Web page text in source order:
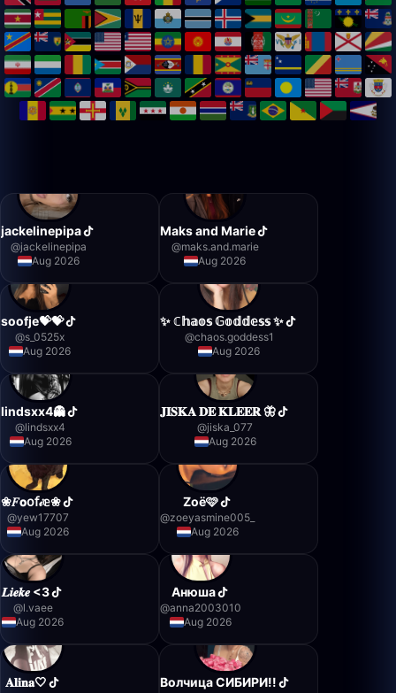
jackelinepipa
@jackelinepipa
Aug 2026
Maks and Marie
@maks.and.marie
Aug 2026
soofje💝💝
@s_0525x
Aug 2026
✨️ ℂ𝕙𝕒𝕠𝕤 𝔾𝕠𝕕𝕕𝕖𝕤𝕤 ✨️
@chaos.goddess1
Aug 2026
lindsxx4👻
@lindsxx4
Aug 2026
𝐉𝐈𝐒𝐊𝐀 𝐃𝐄 𝐊𝐋𝐄𝐄𝐑 🦋
@jiska_077
Aug 2026
❀𝐹𝗼𝗈𝖿𝒾𝕖❀
@yew17707
Aug 2026
Zoë🩷
@zoeyasmine005_
Aug 2026
𝑳𝒊𝒆𝒌𝒆 <3
@l.vaee
Aug 2026
Анюша
@anna2003010
Aug 2026
𝐀𝐥𝐢𝐧𝐚🤍 Волчица СИБИРИ!!